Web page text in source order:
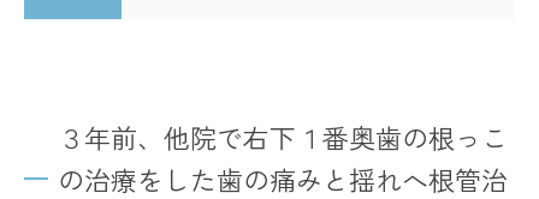
３年前、他院で右下１番奥歯の根っこ
の治療をした歯の痛みと揺れへ根管治